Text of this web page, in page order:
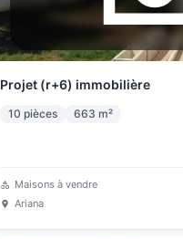
Projet (r+6) immobilière
10 pièces 663 m²
Maisons à vendre
Ariana